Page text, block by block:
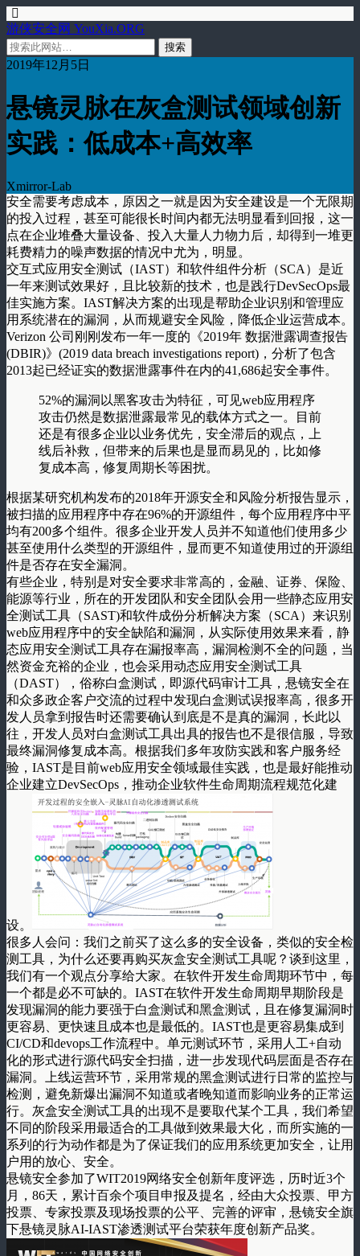
游侠安全网 YouXia.ORG
2019年12月5日
悬镜灵脉在灰盒测试领域创新
实践：低成本+高效率
Xmirror-Lab
安全需要考虑成本，原因之一就是因为安全建设是一个无限期
的投入过程，甚至可能很长时间内都无法明显看到回报，这一
点在企业堆叠大量设备、投入大量人力物力后，却得到一堆更
耗费精力的噪声数据的情况中尤为，明显。
交互式应用安全测试（IAST）和软件组件分析（SCA）是近
一年来测试效果好，且比较新的技术，也是践行DevSecOps最
佳实施方案。IAST解决方案的出现是帮助企业识别和管理应
用系统潜在的漏洞，从而规避安全风险，降低企业运营成本。
Verizon 公司刚刚发布一年一度的《2019年 数据泄露调查报告
(DBIR)》(2019 data breach investigations report)，分析了包含
2013起已经证实的数据泄露事件在内的41,686起安全事件。
52%的漏洞以黑客攻击为特征，可见web应用程序
攻击仍然是数据泄露最常见的载体方式之一。目前
还是有很多企业以业务优先，安全滞后的观点，上
线后补救，但带来的后果也是显而易见的，比如修
复成本高，修复周期长等困扰。
根据某研究机构发布的2018年开源安全和风险分析报告显示，
被扫描的应用程序中存在96%的开源组件，每个应用程序中平
均有200多个组件。很多企业开发人员并不知道他们使用多少
甚至使用什么类型的开源组件，显而更不知道使用过的开源组
件是否存在安全漏洞。
有些企业，特别是对安全要求非常高的，金融、证券、保险、
能源等行业，所在的开发团队和安全团队会用一些静态应用安
全测试工具（SAST)和软件成份分析解决方案（SCA）来识别
web应用程序中的安全缺陷和漏洞，从实际使用效果来看，静
态应用安全测试工具存在漏报率高，漏洞检测不全的问题，当
然资金充裕的企业，也会采用动态应用安全测试工具
（DAST），俗称白盒测试，即源代码审计工具，悬镜安全在
和众多政企客户交流的过程中发现白盒测试误报率高，很多开
发人员拿到报告时还需要确认到底是不是真的漏洞，长此以
往，开发人员对白盒测试工具出具的报告也不是很信服，导致
最终漏洞修复成本高。根据我们多年攻防实践和客户服务经
验，IAST是目前web应用安全领域最佳实践，也是最好能推动
企业建立DevSecOps，推动企业软件生命周期流程规范化建
设。
很多人会问：我们之前买了这么多的安全设备，类似的安全检
测工具，为什么还要再购买灰盒安全测试工具呢？谈到这里，
我们有一个观点分享给大家。在软件开发生命周期环节中，每
一个都是必不可缺的。IAST在软件开发生命周期早期阶段是
发现漏洞的能力要强于白盒测试和黑盒测试，且在修复漏洞时
更容易、更快速且成本也是最低的。IAST也是更容易集成到
CI/CD和devops工作流程中。单元测试环节，采用人工+自动
化的形式进行源代码安全扫描，进一步发现代码层面是否存在
漏洞。上线运营环节，采用常规的黑盒测试进行日常的监控与
检测，避免新爆出漏洞不知道或者晚知道而影响业务的正常运
行。灰盒安全测试工具的出现不是要取代某个工具，我们希望
不同的阶段采用最适合的工具做到效果最大化，而所实施的一
系列的行为动作都是为了保证我们的应用系统更加安全，让用
户用的放心、安全。
悬镜安全参加了WIT2019网络安全创新年度评选，历时近3个
月，86天，累计百余个项目申报及提名，经由大众投票、甲方
投票、专家投票及现场投票的公平、完善的评审，悬镜安全旗
下悬镜灵脉AI-IAST渗透测试平台荣获年度创新产品奖。